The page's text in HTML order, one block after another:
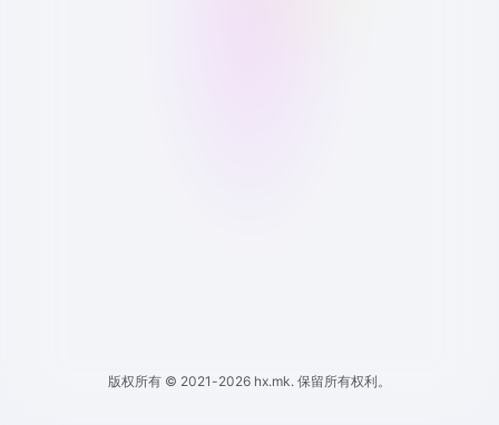
版权所有 © 2021-2026 hx.mk. 保留所有权利。